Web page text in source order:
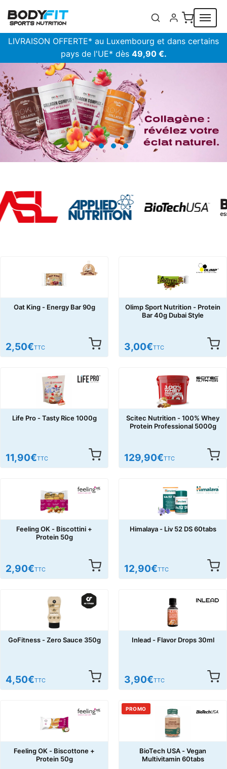
LIVRAISON OFFERTE* au Luxembourg et dans certains
pays de l'UE* dès 49,90 €.
Oat King - Energy Bar 90g
2,50€TTC
Olimp Sport Nutrition - Protein
Bar 40g Dubai Style
3,00€TTC
Life Pro - Tasty Rice 1000g
11,90€TTC
Scitec Nutrition - 100% Whey
Protein Professional 5000g
129,90€TTC
Feeling OK - Biscottini +
Protein 50g
2,90€TTC
Himalaya - Liv 52 DS 60tabs
12,90€TTC
GoFitness - Zero Sauce 350g
4,50€TTC
Inlead - Flavor Drops 30ml
3,90€TTC
Feeling OK - Biscottone +
Protein 50g
PROMO
BioTech USA - Vegan
Multivitamin 60tabs